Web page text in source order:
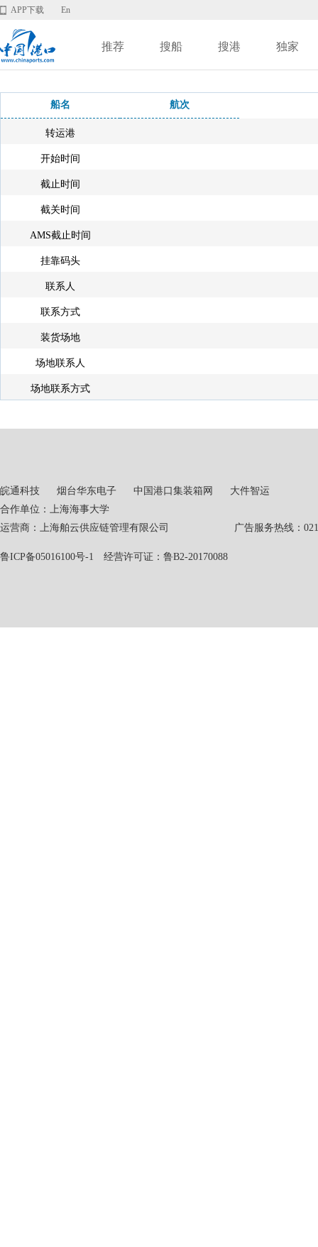
APP下载 En
推荐 搜船 搜港 独家
船名 航次
转运港
开始时间
截止时间
截关时间
AMS截止时间
挂靠码头
联系人
联系方式
装货场地
场地联系人
场地联系方式
皖通科技 烟台华东电子 中国港口集装箱网
大件智运
合作单位：上海海事大学
运营商：上海舶云供应链管理有限公司 广告服务热线：021-
鲁ICP备05016100号-1 经营许可证：鲁B2-20170088